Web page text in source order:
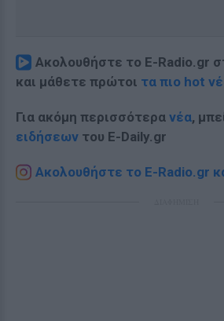
Ακολουθήστε το E-Radio.gr
και μάθετε πρώτοι τα πιο hot
Για ακόμη περισσότερα νέα,
ειδήσεων του E-Daily.gr
Ακολουθήστε το E-Radio.gr